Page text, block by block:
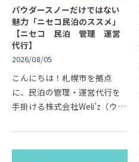
パウダースノーだけではない
魅力「ニセコ民泊のススメ」
【ニセコ 民泊 管理 運営
代行】
2026/08/05
こんにちは！札幌市を拠点
に、民泊の管理・運営代行を
手掛ける株式会社Weli’z（ウィ
ースノーと世界水準の大自然
を擁し、国際的なマウンテン